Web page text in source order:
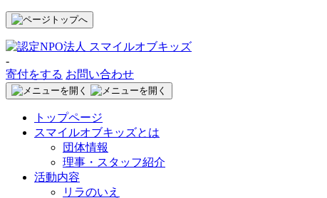
-
寄付をする お問い合わせ
トップページ
スマイルオブキッズとは
団体情報
理事・スタッフ紹介
活動内容
リラのいえ